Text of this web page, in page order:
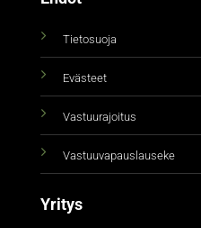
Tietosuoja
Evästeet
Vastuurajoitus
Vastuuvapauslauseke
Yritys